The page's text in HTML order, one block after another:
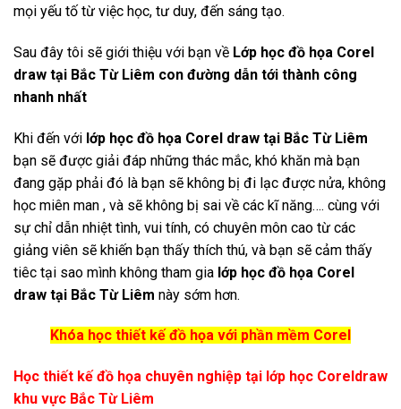
mọi yếu tố từ việc học, tư duy, đến sáng tạo.
Sau đây tôi sẽ giới thiệu với bạn về Lớp học đồ họa Corel
draw tại Bắc Từ Liêm con đường dẫn tới thành công
nhanh nhất
Khi đến với lớp học đồ họa Corel draw tại Bắc Từ Liêm
bạn sẽ được giải đáp những thác mắc, khó khăn mà bạn
đang gặp phải đó là bạn sẽ không bị đi lạc được nửa, không
học miên man , và sẽ không bị sai về các kĩ năng…. cùng với
sự chỉ dẫn nhiệt tình, vui tính, có chuyên môn cao từ các
giảng viên sẽ khiến bạn thấy thích thú, và bạn sẽ cảm thấy
tiêc tại sao mình không tham gia lớp học đồ họa Corel
draw tại Bắc Từ Liêm này sớm hơn.
Khóa học thiết kế đồ họa với phần mềm Corel
Học thiết kế đồ họa chuyên nghiệp tại lớp học Coreldraw
khu vực Bắc Từ Liêm